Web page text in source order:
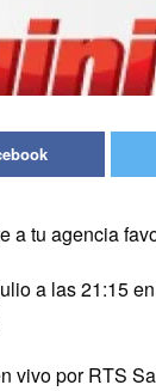
a tu agencia
a las 21:15
vivo por RTS